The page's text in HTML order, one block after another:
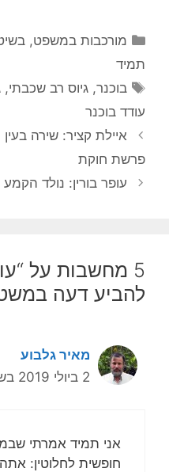
קטגוריות
מורכבות במשפט,
תמיד
תגיות
בוכנר,גיוס רב שכבתי,
עודד בוכנר
איילת קציר: שירה
פרשת חוקת
עופר בורין: נולד
5 מחשבות על
להביע דעה
מאיר גלבוע
2 ביולי 2019 בשעה 10:48
אני תמיד אמרתי
חופשית לחלוטין: